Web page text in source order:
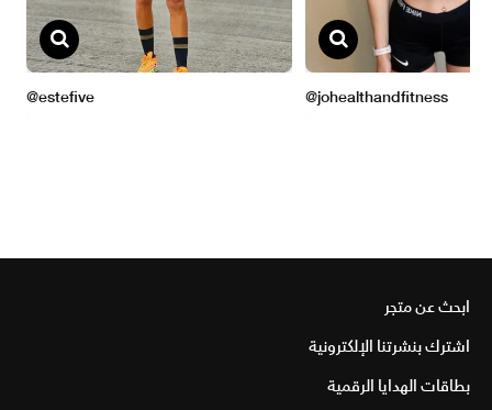
ابحث عن متجر
اشترك بنشرتنا الإلكترونية
بطاقات الهدايا الرقمية